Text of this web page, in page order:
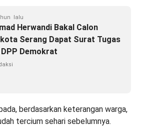
lalu
Herwandi Bakal Calon
Serang Dapat Surat Tugas
Demokrat
berdasarkan keterangan warga,
tercium sehari sebelumnya.